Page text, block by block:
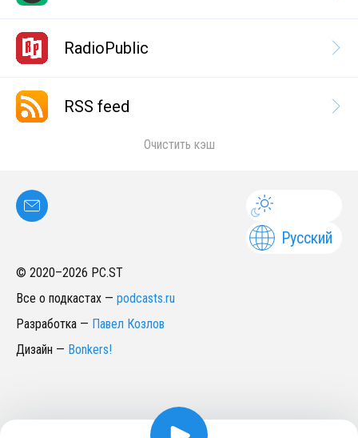
RadioPublic
RSS feed
Очистить кэш
Русский
© 2020–2026 PC.ST
Все о подкастах — podcasts.ru
Разработка — Павел Козлов
Дизайн — Bonkers!